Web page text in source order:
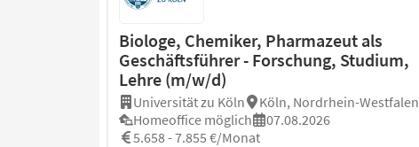
Biologe, Chemiker, Pharmazeut als
Geschäftsführer - Forschung, Studium,
Lehre (m/w/d)
Universität zu Köln
Köln, Nordrhein-Westfalen
Homeoffice möglich
07.08.2026
5.658 - 7.855 €/Monat